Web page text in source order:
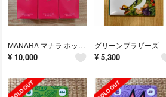
MANARA マナラ ホットクレンジングゲルマッサージプラス200g ３本セット
¥ 10,000 ¥ 5,300